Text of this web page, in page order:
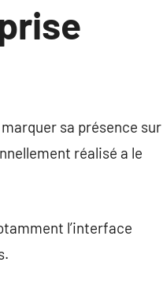
sa présence sur
réalisé a le
l’interface